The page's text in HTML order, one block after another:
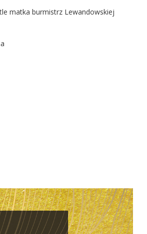
matka burmistrz Lewandowskiej